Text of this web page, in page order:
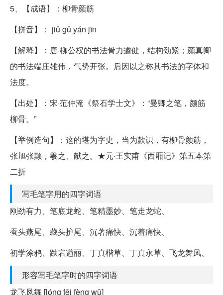
5、【成语】：柳骨颜筋
【拼音】： jiǔ gǔ yán jīn
【解释】：唐·柳公权的书法骨力遒健，结构劲紧；颜真卿
的书法端庄雄伟，气势开张。后因以之称其书法的字体和
法度。
【出处】：宋·范仲淹《祭石学士文》：“曼卿之笔，颜筋
柳骨。”
【举例造句】：这的堪为字史，当为款识，有柳骨颜筋，
张旭张颠，羲之、献之。★元·王实甫《西厢记》第五本第
二折
写毛笔字用的四字词语
刚劲有力、笔底龙蛇、笔精墨妙、笔走龙蛇、
蚕头燕尾、藏头护尾、沉著痛快、沉着痛快、
初学涂鸦、跌宕遒丽、丁真楷草、丁真永草、飞龙舞凤、
形容写毛笔字时的四字词语
龙飞凤舞 [lóng fēi fèng wǔ]